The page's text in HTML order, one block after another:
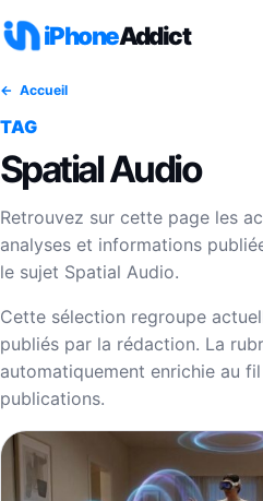
iPhoneAddict
Accueil
TAG
Spatial Audio
Retrouvez sur cette page les
analyses et informations
le sujet Spatial Audio.
Cette sélection regroupe
publiés par la rédaction. La
automatiquement enrichie au
publications.